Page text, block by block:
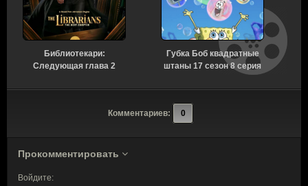
Библиотекари:
Следующая глава 2
Онлайн]
Губка Боб квадратные
штаны 17 сезон 8 серия
Комментариев: 0
Прокомментировать
Войдите: